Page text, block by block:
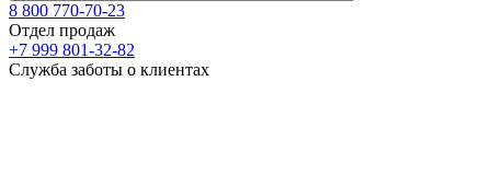
8 800 770-70-23
Отдел продаж
+7 999 801-32-82
Служба заботы о клиентах